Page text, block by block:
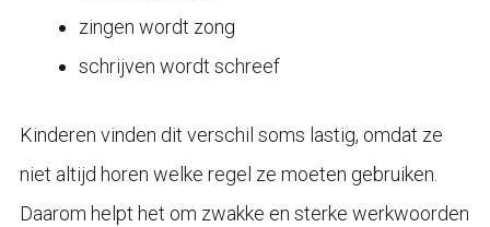
zingen wordt zong
schrijven wordt schreef
Kinderen vinden dit verschil soms lastig, omdat ze
niet altijd horen welke regel ze moeten gebruiken.
Daarom helpt het om zwakke en sterke werkwoorden